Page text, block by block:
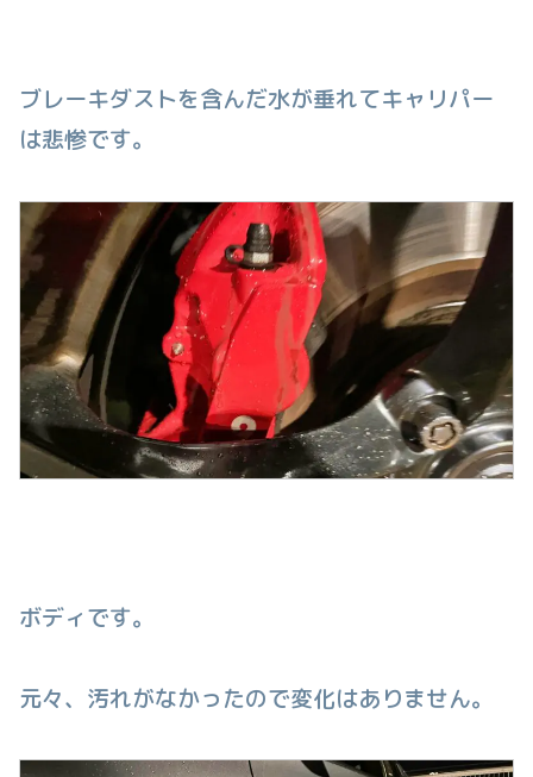
ブレーキダストを含んだ水が垂れてキャリパー
は悲惨です。
ボディです。
元々、汚れがなかったので変化はありません。